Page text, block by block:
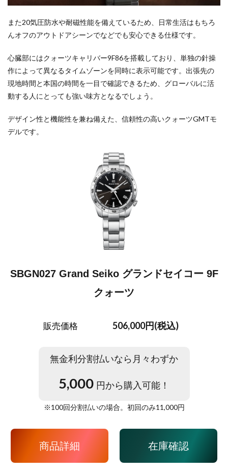
また20気圧防水や耐磁性能を備えているため、日常生活はもちろ
んオフのアウトドアシーンでなどでも安心できる仕様です。
心臓部にはクォーツキャリバー9F86を搭載しており、単独の針操
作によって異なるタイムゾーンを同時に表示可能です。出張先の
現地時間と本国の時間を一目で確認できるため、グローバルに活
動する人にとっても強い味方となるでしょう。
デザイン性と機能性を兼ね備えた、信頼性の高いクォーツGMTモ
デルです。
SBGN027 Grand Seiko グランドセイコー 9F
クォーツ
販売価格 506,000円(税込)
無金利分割払いなら月々わずか
5,000 円から購入可能！
※100回分割払いの場合。初回のみ11,000円
商品詳細 在庫確認